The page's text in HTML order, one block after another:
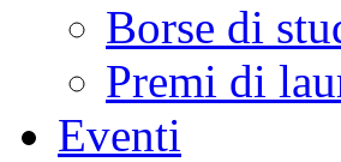
Borse di
Premi di
Eventi